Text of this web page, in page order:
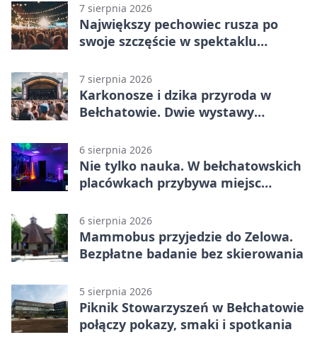
7 sierpnia 2026
Największy pechowiec rusza po
swoje szczęście w spektaklu
7 sierpnia 2026
Karkonosze i dzika przyroda w
Bełchatowie. Dwie wystawy
6 sierpnia 2026
Nie tylko nauka. W bełchatowskich
placówkach przybywa miejsc
6 sierpnia 2026
Mammobus przyjedzie do Zelowa.
Bezpłatne badanie bez skierowania
5 sierpnia 2026
Piknik Stowarzyszeń w Bełchatowie
połączy pokazy, smaki i spotkania